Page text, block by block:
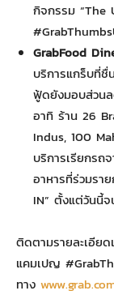
กิจกรรม “The
GrabFood
บริการแกร็บที่
ฟู้ดยังมอบส่วน
อาทิ ร้าน 26
Indus, 100
บริการเรียกรถ
อาหารที่ร่วมรา
IN” ตั้งแต่วันนี้
ติดตามรายละเอีย
แคมเปญ
ทาง